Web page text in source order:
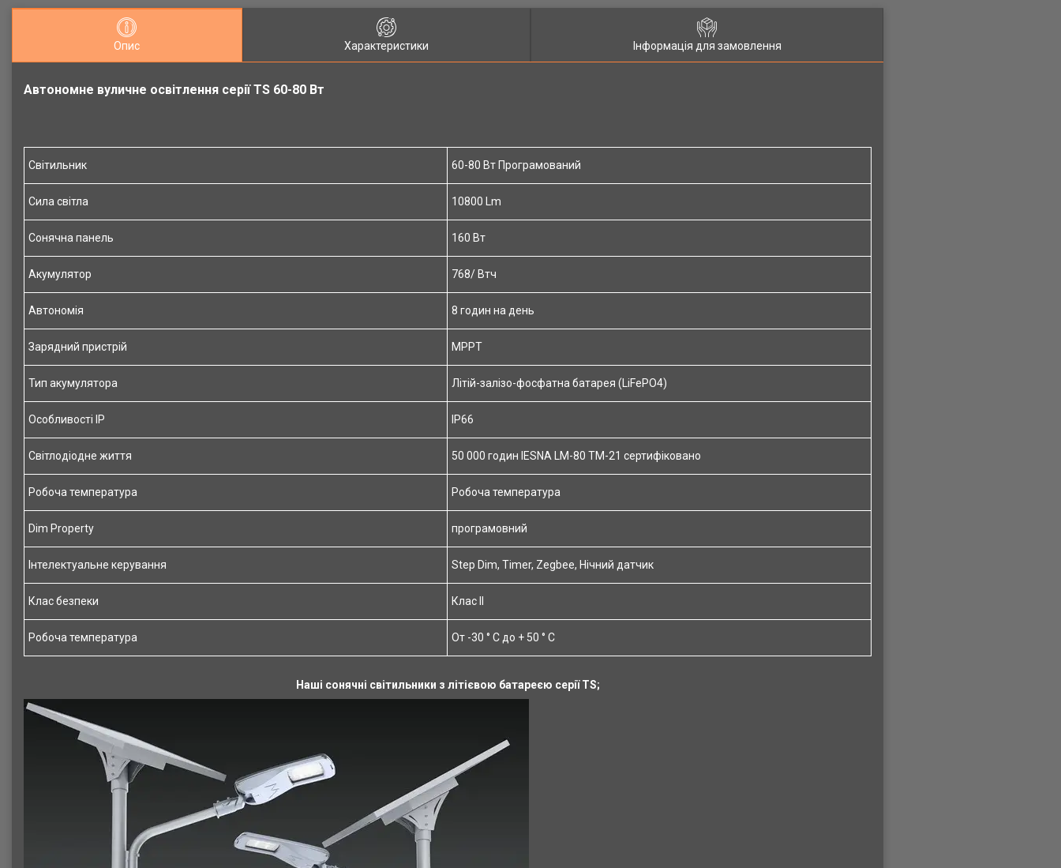
Опис Характеристики Інформація для замовлення
Aвтономне вуличне освітлення серії ТS 60-80 Вт
Світильник 60-80 Вт Програмований
Сила світла 10800 Lm
Сонячна панель 160 Вт
Акумулятор 768/ Втч
Автономія 8 годин на день
Зарядний пристрій MPPT
Тип акумулятора Літій-залізо-фосфатна батарея (LiFePO4)
Особливості IP IP66
Світлодіодне життя 50 000 годин IESNA LM-80 TM-21 сертифіковано
Робоча температура Робоча температура
Dim Property програмовний
Інтелектуальне керування Step Dim, Timer, Zegbee, Нічний датчик
Клас безпеки Клас II
Робоча температура От -30 ° C до + 50 ° C
Наші сонячні світильники з літієвою батареєю серії TS;